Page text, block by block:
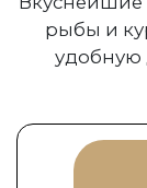
рыбы и
удобную